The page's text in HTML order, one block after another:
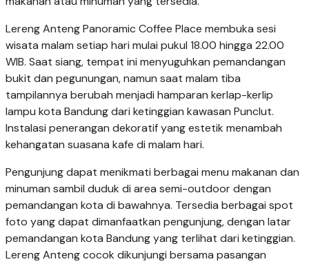
Lereng Anteng Panoramic Coffee Place membuka sesi
wisata malam setiap hari mulai pukul 18.00 hingga 22.00
WIB. Saat siang, tempat ini menyuguhkan pemandangan
bukit dan pegunungan, namun saat malam tiba
tampilannya berubah menjadi hamparan kerlap-kerlip
lampu kota Bandung dari ketinggian kawasan Punclut.
Instalasi penerangan dekoratif yang estetik menambah
kehangatan suasana kafe di malam hari.
Pengunjung dapat menikmati berbagai menu makanan dan
minuman sambil duduk di area semi-outdoor dengan
pemandangan kota di bawahnya. Tersedia berbagai spot
foto yang dapat dimanfaatkan pengunjung, dengan latar
pemandangan kota Bandung yang terlihat dari ketinggian.
Lereng Anteng cocok dikunjungi bersama pasangan